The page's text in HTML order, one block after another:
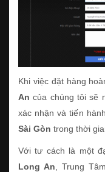
Khi việc đặt hàng
An của chúng tôi sẽ
xác nhận và tiến
Sài Gòn trong thời
Với tư cách là một
Long An , Trung